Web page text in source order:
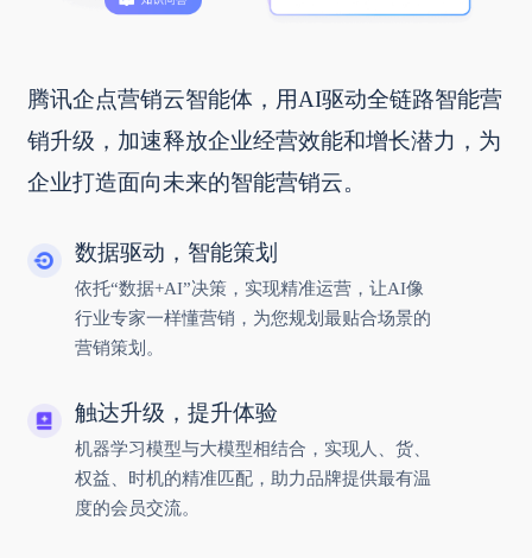
腾讯企点营销云智能体，用AI驱动全链路智能营
销升级，加速释放企业经营效能和增长潜力，为
企业打造面向未来的智能营销云。
数据驱动，智能策划
依托“数据+AI”决策，实现精准运营，让AI像
行业专家一样懂营销，为您规划最贴合场景的
营销策划。
触达升级，提升体验
机器学习模型与大模型相结合，实现人、货、
权益、时机的精准匹配，助力品牌提供最有温
度的会员交流。